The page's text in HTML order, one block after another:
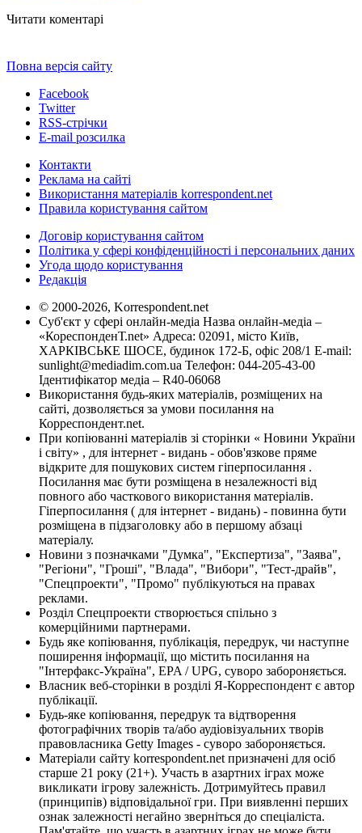
Читати коментарі
Повна версія сайту
Facebook
Twitter
RSS-стрічки
E-mail розсилка
Контакти
Реклама на сайті
Використання матеріалів korrespondent.net
Правила користування сайтом
Договір користування сайтом
Політика у сфері конфіденційності і персональних даних
Угода щодо користування
Редакція
© 2000-2026, Korrespondent.net
Суб'єкт у сфері онлайн-медіа Назва онлайн-медіа –
«КореспонденТ.net» Адреса: 02091, місто Київ,
ХАРКІВСЬКЕ ШОСЕ, будинок 172-Б, офіс 208/1 E-mail:
sunlight@mediadim.com.ua Телефон: 044-205-43-00
Ідентифікатор медіа – R40-06068
Використання будь-яких матеріалів, розміщених на
сайті, дозволяється за умови посилання на
Корреспондент.net.
При копіюванні матеріалів зі сторінки « Новини України
і світу» , для інтернет - видань - обов'язкове пряме
відкрите для пошукових систем гіперпосилання .
Посилання має бути розміщена в незалежності від
повного або часткового використання матеріалів.
Гіперпосилання ( для інтернет - видань) - повинна бути
розміщена в підзаголовку або в першому абзаці
матеріалу.
Новини з позначками "Думка", "Експертиза", "Заява",
"Регіони", "Гроші", "Влада", "Вибори", "Тест-драйв",
"Спецпроекти", "Промо" публікуються на правах
реклами.
Розділ Спецпроекти створюється спільно з
комерційними партнерами.
Будь яке копіювання, публікація, передрук, чи наступне
поширення інформації, що містить посилання на
"Інтерфакс-Україна", EPA / UPG, суворо забороняється.
Власник веб-сторінки в розділі Я-Корреспондент є автор
публікації.
Будь-яке копіювання, передрук та відтворення
фотографічних творів та/або аудіовізуальних творів
правовласника Getty Images - суворо забороняється.
Матеріали сайту korrespondent.net призначені для осіб
старше 21 року (21+). Участь в азартних іграх може
викликати ігрову залежність. Дотримуйтесь правил
(принципів) відповідальної гри. При виявленні перших
ознак залежності негайно зверніться до спеціаліста.